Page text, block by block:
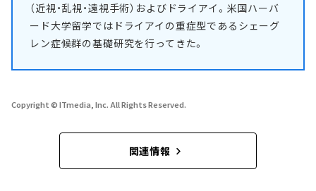
（近視・乱視・遠視手術）およびドライアイ。米国ハーバ
ード大学留学ではドライアイの重症型であるシェーグ
レン症候群の基礎研究を行ってきた。
Copyright © ITmedia, Inc. All Rights Reserved.
関連情報